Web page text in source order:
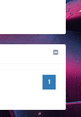
1